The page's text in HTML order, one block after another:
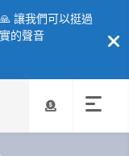
讓我們可以挺過
的聲音